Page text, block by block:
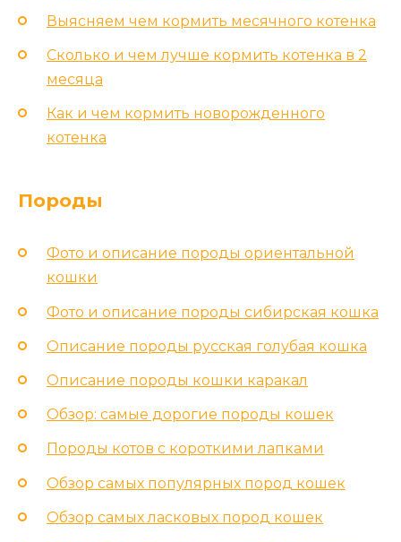
Выясняем чем кормить месячного котенка
Сколько и чем лучше кормить котенка в 2
месяца
Как и чем кормить новорожденного
котенка
Породы
Фото и описание породы ориентальной
кошки
Фото и описание породы сибирская кошка
Описание породы русская голубая кошка
Описание породы кошки каракал
Обзор: самые дорогие породы кошек
Породы котов с короткими лапками
Обзор самых популярных пород кошек
Обзор самых ласковых пород кошек